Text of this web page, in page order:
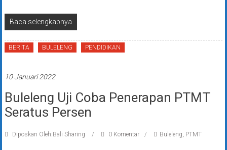
Baca selengkapnya
BERITA BULELENG PENDIDIKAN
10 Januari 2022
Buleleng Uji Coba Penerapan PTMT
Seratus Persen
Diposkan Oleh:Bali Sharing 0 Komentar Buleleng, PTMT